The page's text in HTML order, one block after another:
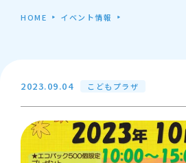
HOME イベント情報
2023.09.04 こどもプラザ